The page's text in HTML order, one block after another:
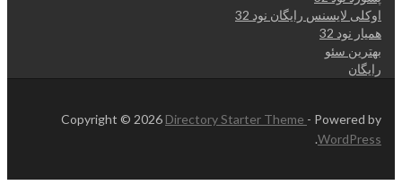
اوکلی لایسنس رایگان نود 32
همیار نود 32
بهترین سئو
رایگان
Copyright © 2026 Directory Starter Theme - Powered by
WordPress
.